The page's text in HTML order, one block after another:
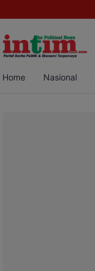
Diamankan
Home Nasional